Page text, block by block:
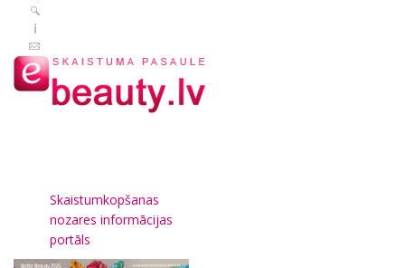
Skaistumkopšanas
nozares informācijas
portāls